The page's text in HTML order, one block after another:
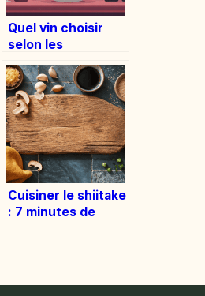
Quel vin choisir
selon les
occasions et vos
goûts
Cuisiner le shiitake
: 7 minutes de